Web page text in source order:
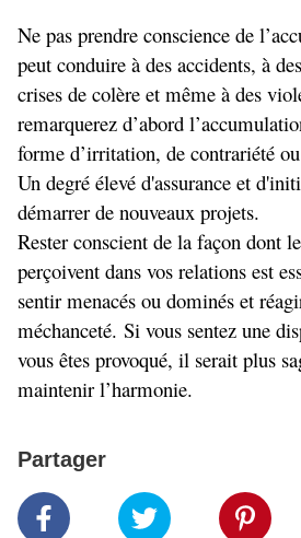
Ne pas prendre conscience de
peut conduire à des accidents, à
crises de colère et même à des
remarquerez d’abord
forme d’irritation, de contrariété
Un degré élevé d'assurance et
démarrer de nouveaux projets.
Rester conscient de la façon dont
perçoivent dans vos relations est
sentir menacés ou dominés et
méchanceté. Si vous sentez une
vous êtes provoqué, il serait plus
maintenir l’harmonie.
Partager